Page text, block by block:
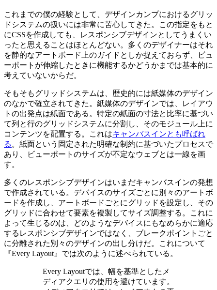
これまでの僕の経験として、デザインカンプにおけるグリッ
ドシステムの扱いには非常に苦心してきた。この指定をもと
にCSSを作成しても、レスポンシブデザインとしてうまくい
ったと思えることはほとんどない。多くのデザイナーはそれ
を静的なアートボード上のガイドとしか捉えておらず、ビュ
ーポートが伸縮したときに機能するかどうかまでは基本的に
考えていないからだ。
そもそもグリッドシステムは、歴史的には紙媒体のデザイン
のなかで確立されてきた。紙媒体のデザインでは、レイアウ
トの出発点は紙面である。特定の紙面の寸法と比率に基づい
て列と行のグリッドシステムに分割し、そのモジュール上に
コンテンツを配置する。これはキャンバスインとも呼ばれ
る 。紙面という固定された明確な制約に基づいたプロセスで
あり、ビューポートのサイズが不定なウェブとは一線を画
す。
多くのレスポンシブデザインはいまだキャンバスインの発想
で作成されている。デバイスのサイズごとに別々のアートボ
ードを作成し、アートボードごとにグリッドを設定し、その
グリッドに合わせて要素を複製してサイズ調整する。これに
よって生じるのは、どのようなデバイスにもなめらかに適応
するレスポンシブデザインではなく、ブレークポイントごと
に分離された別々のデザインの出し分けだ。これについて
『Every Layout』では次のように述べられている。
Every Layoutでは、幅を基準としたメ
ディアクエリの使用を避けています。